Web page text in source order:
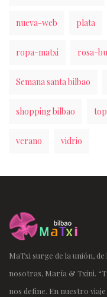
nueva-web plata
ropa-matxi rosa-
Semana santa bilbao
shopping bilbao
verano vidrio
MaTxi surge de la unión,
nosotras, María & Txini.
nos define. En nuestro